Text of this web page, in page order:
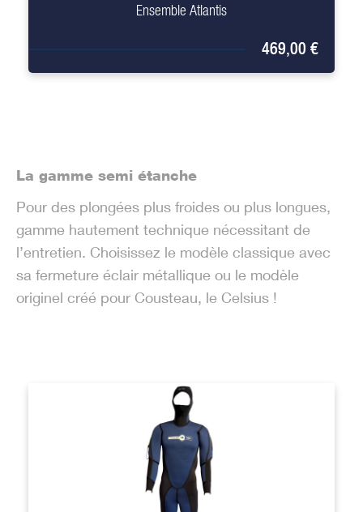
Ensemble Atlantis
469,00 €
La gamme semi étanche
Pour des plongées plus froides ou plus longues,
gamme hautement technique nécessitant de
l’entretien. Choisissez le modèle classique avec
sa fermeture éclair métallique ou le modèle
originel créé pour Cousteau, le Celsius !